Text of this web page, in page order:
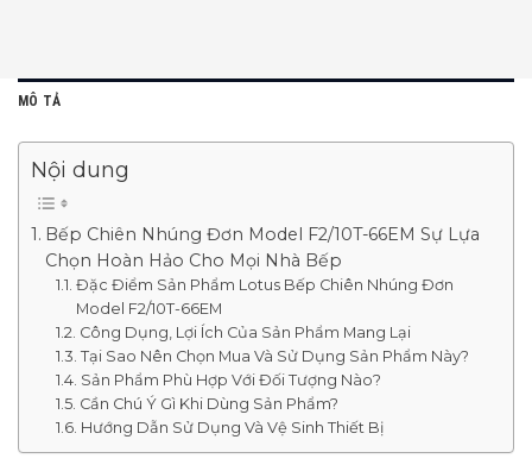
MÔ TẢ
Nội dung
Bếp Chiên Nhúng Đơn Model F2/10T-66EM Sự Lựa
Chọn Hoàn Hảo Cho Mọi Nhà Bếp
Đặc Điểm Sản Phẩm Lotus Bếp Chiên Nhúng Đơn
Model F2/10T-66EM
Công Dụng, Lợi Ích Của Sản Phẩm Mang Lại
Tại Sao Nên Chọn Mua Và Sử Dụng Sản Phẩm Này?
Sản Phẩm Phù Hợp Với Đối Tượng Nào?
Cần Chú Ý Gì Khi Dùng Sản Phẩm?
Hướng Dẫn Sử Dụng Và Vệ Sinh Thiết Bị